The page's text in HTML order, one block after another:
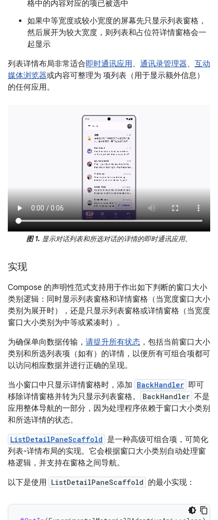
格中的内容对应的项已被选中
如果中等宽度或较小宽度的屏幕先只显示列表窗格，
然后展开为较大宽度，则列表和占位符详情窗格会一
起显示
列表详情布局非常适合即时通讯应用、 通讯录管理器、 互动
媒体浏览器或内容可整理为 项列表（用于显示额外信息）
的任何应用。
图 1. 显示对话列表和所选对话的详情的即时通讯应用。
实现
Compose 的声明性范式支持用于作出如下判断的窗口大小
类别逻辑：同时显示列表窗格和详情窗格（当宽度窗口大小
类别为展开时），还是只显示列表窗格或详情窗格（当宽度
窗口大小类别为中等或紧凑时）。
为确保单向数据传输， 请提升所有状态 ，包括当前窗口大小
类别和所选列表项（如有）的详情，以便所有可组合项都可
以访问相应数据并进行正确的呈现。
当小窗口中只显示详情窗格时，添加 BackHandler 即可
移除详情窗格并转为只显示列表窗格。
BackHandler 不是
应用整体导航的一部分，因为处理程序依赖于窗口大小类别
和所选详情的状态。
ListDetailPaneScaffold 是一种高级可组合项，可简化
列表-详情布局的实现。它会根据窗口大小类别自动处理窗
格逻辑，并支持在窗格之间导航。
以下是使用 ListDetailPaneScaffold 的最小实现：